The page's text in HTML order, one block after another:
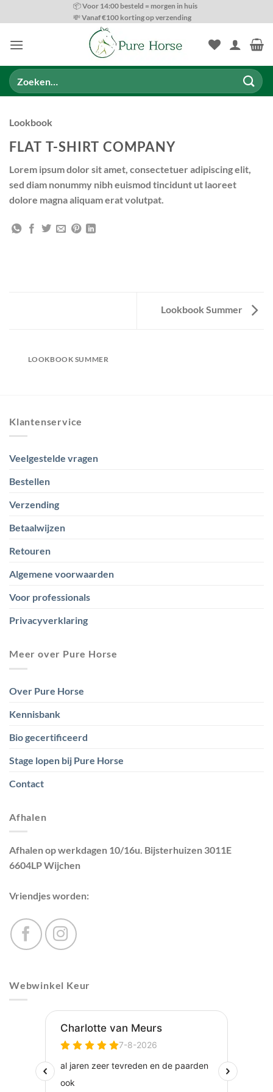
naar
📦 Voor 14:00 besteld = morgen in huis
💸 Vanaf €100 korting op verzending
Zoeken
naar:
Lookbook
FLAT T-SHIRT COMPANY
Lorem ipsum dolor sit amet, consectetuer adipiscing elit,
sed diam nonummy nibh euismod tincidunt ut laoreet
dolore magna aliquam erat volutpat.
Lookbook Summer
LOOKBOOK SUMMER
Klantenservice
Veelgestelde vragen
Bestellen
Verzending
Betaalwijzen
Retouren
Algemene voorwaarden
Voor professionals
Privacyverklaring
Meer over Pure Horse
Over Pure Horse
Kennisbank
Bio gecertificeerd
Stage lopen bij Pure Horse
Contact
Afhalen
Afhalen op werkdagen 10/16u. Bijsterhuizen 3011E
6604LP Wijchen
Vriendjes worden:
Webwinkel Keur